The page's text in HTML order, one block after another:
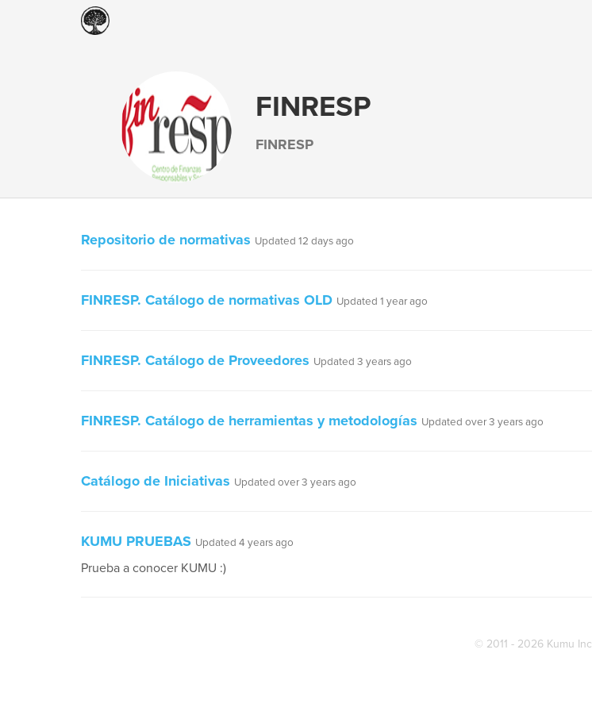
FINRESP
FINRESP
Repositorio de normativas Updated 12 days ago
FINRESP. Catálogo de normativas OLD Updated 1 year ago
FINRESP. Catálogo de Proveedores Updated 3 years ago
FINRESP. Catálogo de herramientas y metodologías Updated over 3 years ago
Catálogo de Iniciativas Updated over 3 years ago
KUMU PRUEBAS Updated 4 years ago
Prueba a conocer KUMU :)
© 2011 - 2026 Kumu Inc